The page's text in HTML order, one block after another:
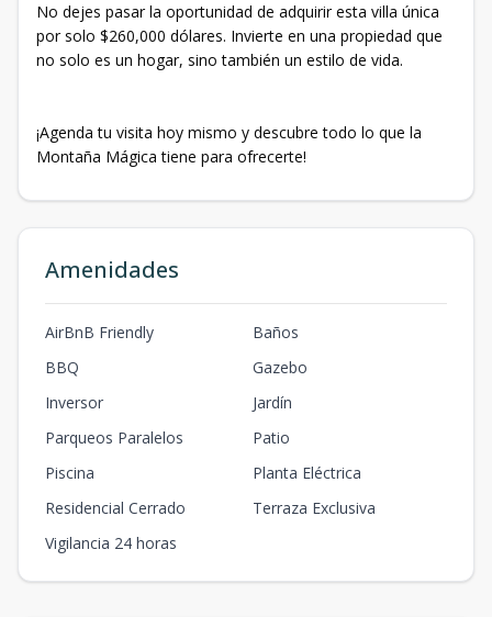
No dejes pasar la oportunidad de adquirir esta villa única
por solo $260,000 dólares. Invierte en una propiedad que
no solo es un hogar, sino también un estilo de vida.
¡Agenda tu visita hoy mismo y descubre todo lo que la
Montaña Mágica tiene para ofrecerte!
Amenidades
AirBnB Friendly
Baños
BBQ
Gazebo
Inversor
Jardín
Parqueos Paralelos
Patio
Piscina
Planta Eléctrica
Residencial Cerrado
Terraza Exclusiva
Vigilancia 24 horas